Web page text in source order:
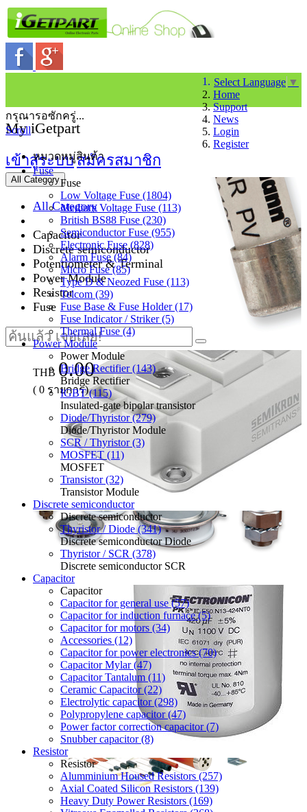
Select Language ▼
Home
Support
News
Login
Register
My iGetpart
เข้าสู่ระบบสมัครสมาชิก
All Category
All Category
Capacitor
Discrete semiconductor
Potentiometer & Terminal
Power Module
Resistor
Fuse
THB 0.00
( 0 รายการ)
กรุณารอซักครู่...
Scroll
หมวดหมู่สินค้า
Fuse
Fuse
Low Voltage Fuse (1804)
Medium Voltage Fuse (113)
British BS88 Fuse (230)
Semiconductor Fuse (955)
Electronic Fuse (828)
Alarm Fuse (84)
Micro Fuse (85)
Type D & Neozed Fuse (113)
Telcom (39)
Fuse Base & Fuse Holder (17)
Fuse Indicator / Striker (5)
Thermal Fuse (4)
Power Module
Power Module
Bridge Rectifier (143)
Bridge Rectifier
IGBT (115)
Insulated-gate bipolar transistor
Diode/Thyristor (279)
Diode/Thyristor Module
SCR / Thyristor (3)
MOSFET (11)
MOSFET
Transistor (32)
Transistor Module
Discrete semiconductor
Discrete semiconductor
Thyristor / Diode (341)
Discrete semiconductor Diode
Thyristor / SCR (378)
Discrete semiconductor SCR
Capacitor
Capacitor
Capacitor for general use (57)
Capacitor for induction furnace (5)
Capacitor for motors (34)
Accessories (12)
Capacitor for power electronics (70)
Capacitor Mylar (47)
Capacitor Tantalum (11)
Ceramic Capacitor (22)
Electrolytic capacitor (298)
Polypropylene capacitor (47)
Power factor correction capacitor (7)
Snubber capacitor (8)
Resistor
Resistor
Alumminium Housed Resistors (257)
Axial Coated Silicon Resistors (139)
Heavy Duty Power Resistors (169)